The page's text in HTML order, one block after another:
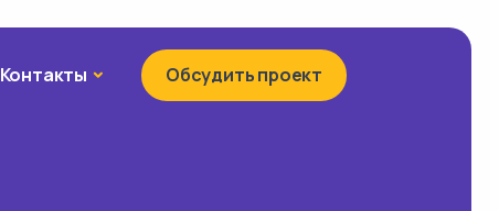
Контакты КонтактыОбсудить проект